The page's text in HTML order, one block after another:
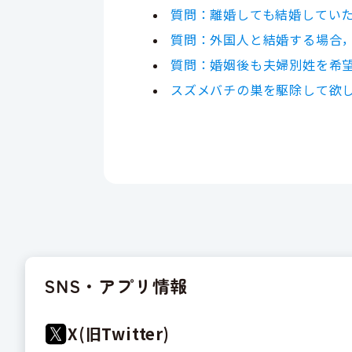
質問：離婚しても結婚してい
質問：外国人と結婚する場合
質問：婚姻後も夫婦別姓を希
スズメバチの巣を駆除して欲
SNS・アプリ情報
X(旧Twitter)